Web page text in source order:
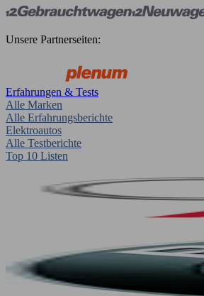
Unsere Partnerseiten:
Erfahrungen & Tests
Alle Marken
Alle Erfahrungsberichte
Elektroautos
Alle Testberichte
Top 10 Listen